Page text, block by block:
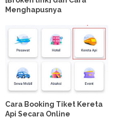
Menghapusnya
Cara Booking Tiket Kereta
Api Secara Online